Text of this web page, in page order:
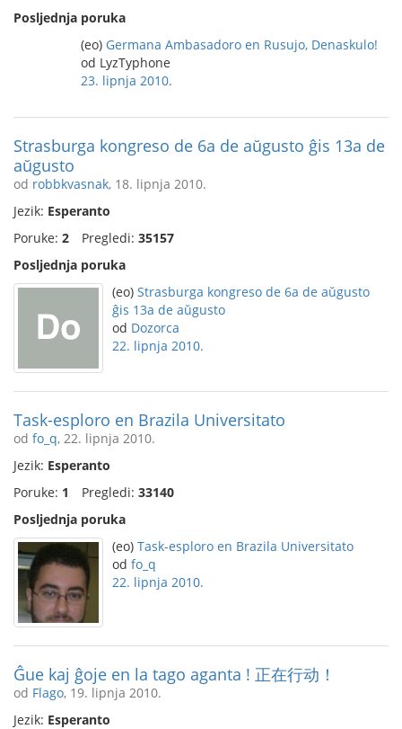
Posljednja poruka
(eo) Germana Ambasadoro en Rusujo, Denaskulo!
od LyzTyphone
23. lipnja 2010.
Strasburga kongreso de 6a de aŭgusto ĝis 13a de
aŭgusto
od robbkvasnak, 18. lipnja 2010.
Jezik: Esperanto
Poruke: 2 Pregledi: 35157
Posljednja poruka
(eo) Strasburga kongreso de 6a de aŭgusto
ĝis 13a de aŭgusto
od Dozorca
22. lipnja 2010.
Task-esploro en Brazila Universitato
od fo_q, 22. lipnja 2010.
Jezik: Esperanto
Poruke: 1 Pregledi: 33140
Posljednja poruka
(eo) Task-esploro en Brazila Universitato
od fo_q
22. lipnja 2010.
Ĝue kaj ĝoje en la tago aganta ! 正在行动！
od Flago, 19. lipnja 2010.
Jezik: Esperanto